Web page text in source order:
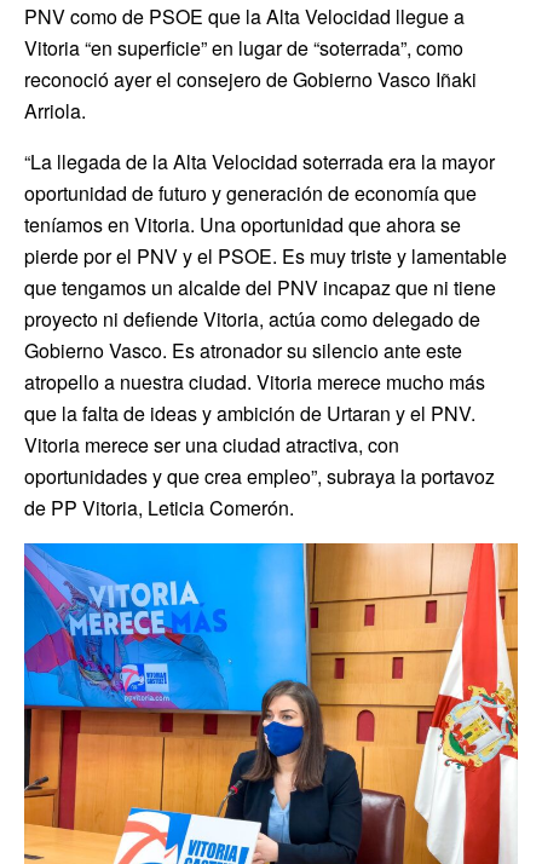
PNV como de PSOE que la Alta Velocidad llegue a
Vitoria “en superficie” en lugar de “soterrada”, como
reconoció ayer el consejero de Gobierno Vasco Iñaki
Arriola.
“La llegada de la Alta Velocidad soterrada era la mayor
oportunidad de futuro y generación de economía que
teníamos en Vitoria. Una oportunidad que ahora se
pierde por el PNV y el PSOE. Es muy triste y lamentable
que tengamos un alcalde del PNV incapaz que ni tiene
proyecto ni defiende Vitoria, actúa como delegado de
Gobierno Vasco. Es atronador su silencio ante este
atropello a nuestra ciudad. Vitoria merece mucho más
que la falta de ideas y ambición de Urtaran y el PNV.
Vitoria merece ser una ciudad atractiva, con
oportunidades y que crea empleo”, subraya la portavoz
de PP Vitoria, Leticia Comerón.